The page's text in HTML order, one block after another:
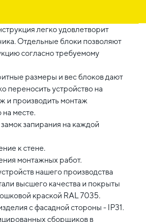
легко удовлетворит
Отдельные блоки позволяют
согласно требуемому
размеры и вес блоков дают
переносить устройство на
и производить монтаж
месте.
запирания на каждой
к стене.
монтажных работ.
нашего производства
высшего качества и покрыты
краской RAL 7035.
с фасадной стороны - IP31.
сборщиков в